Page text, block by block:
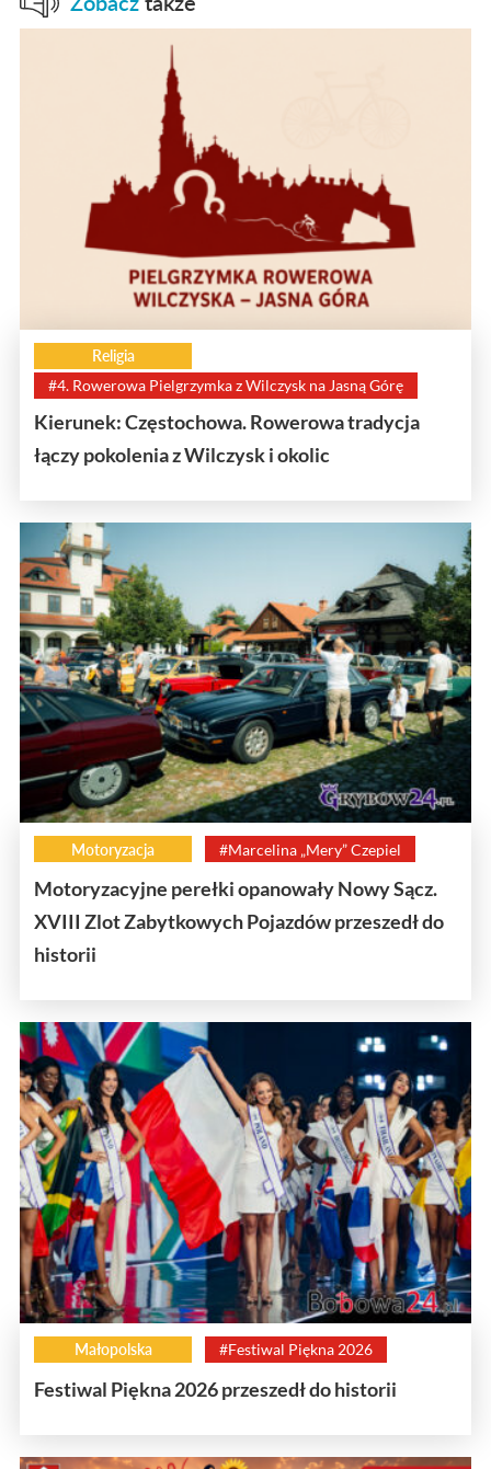
Religia
#4. Rowerowa Pielgrzymka z Wilczysk na Jasną Górę
Kierunek: Częstochowa. Rowerowa tradycja
łączy pokolenia z Wilczysk i okolic
Motoryzacja #Marcelina „Mery” Czepiel
Motoryzacyjne perełki opanowały Nowy Sącz.
XVIII Zlot Zabytkowych Pojazdów przeszedł do
historii
Małopolska #Festiwal Piękna 2026
Festiwal Piękna 2026 przeszedł do historii